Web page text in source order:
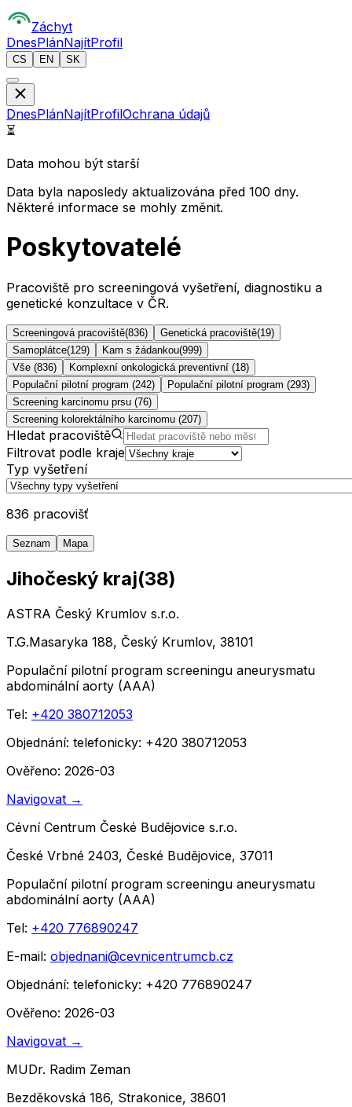
Záchyt
DnesPlánNajítProfil
CS EN SK
DnesPlánNajítProfilOchrana údajů
⏳
Data mohou být starší
Data byla naposledy aktualizována před 100 dny.
Některé informace se mohly změnit.
Poskytovatelé
Pracoviště pro screeningová vyšetření, diagnostiku a
genetické konzultace v ČR.
Screeningová pracoviště(836) Genetická pracoviště(19)
Samoplátce(129) Kam s žádankou(999)
Vše (836)
Komplexní onkologická preventivní (18)
Populační pilotní program (242) Populační pilotní program (293)
Screening karcinomu prsu (76)
Screening kolorektálního karcinomu (207)
Hledat pracoviště
Filtrovat podle kraje
Typ vyšetření
836 pracovišť
Seznam Mapa
Jihočeský kraj(38)
ASTRA Český Krumlov s.r.o.
T.G.Masaryka 188, Český Krumlov, 38101
Populační pilotní program screeningu aneurysmatu
abdominální aorty (AAA)
Tel: +420 380712053
Objednání: telefonicky: +420 380712053
Ověřeno: 2026-03
Navigovat →
Cévní Centrum České Budějovice s.r.o.
České Vrbné 2403, České Budějovice, 37011
Populační pilotní program screeningu aneurysmatu
abdominální aorty (AAA)
Tel: +420 776890247
E-mail: objednani@cevnicentrumcb.cz
Objednání: telefonicky: +420 776890247
Ověřeno: 2026-03
Navigovat →
MUDr. Radim Zeman
Bezděkovská 186, Strakonice, 38601